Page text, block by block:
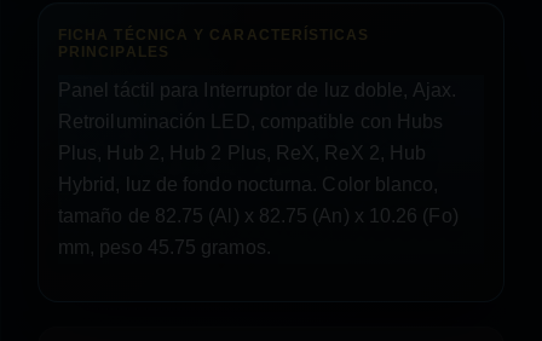
Panel táctil para Interruptor de luz doble, Ajax.
Retroiluminación LED, compatible con Hubs
Plus, Hub 2, Hub 2 Plus, ReX, ReX 2, Hub
Hybrid, luz de fondo nocturna. Color blanco,
tamaño de 82.75 (Al) x 82.75 (An) x 10.26 (Fo)
mm, peso 45.75 gramos.